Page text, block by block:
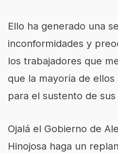
Ello ha generado una
inconformidades y
los trabajadores que
que la mayoría de ellos
para el sustento de sus
Ojalá el Gobierno de
Hinojosa haga un